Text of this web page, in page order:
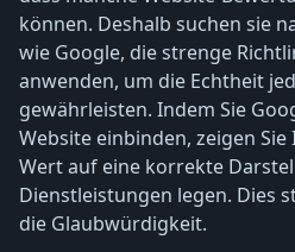
können. Deshalb suchen sie
wie Google, die strenge
anwenden, um die Echtheit
gewährleisten. Indem Sie
Website einbinden, zeigen Sie
Wert auf eine korrekte
Dienstleistungen legen. Dies
die Glaubwürdigkeit.